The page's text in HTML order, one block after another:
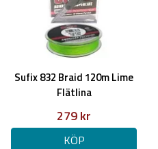
Sufix 832 Braid 120m Lime
Flätlina
279 kr
KÖP